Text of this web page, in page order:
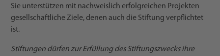
Sie unterstützen mit nachweislich erfolgreichen Projekten
gesellschaftliche Ziele, denen auch die Stiftung verpflichtet
ist.
Stiftungen dürfen zur Erfüllung des Stiftungszwecks ihre